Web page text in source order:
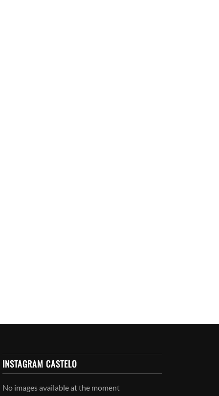
INSTAGRAM CASTELO
No images available at the moment